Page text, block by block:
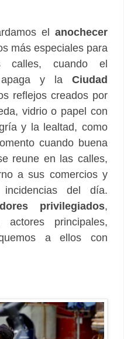
el anochecer
más especiales para
calles, cuando el
apaga y la Ciudad
reflejos creados por
vidrio o papel con
y la lealtad, como
cuando buena
reune en las calles,
a sus comercios y
del día.
privilegiados,
principales,
a ellos con